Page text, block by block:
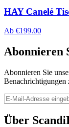
HAY Canelé
Ab €199.00
Abonnieren
Abonnieren Sie
Benachrichtigungen
Über